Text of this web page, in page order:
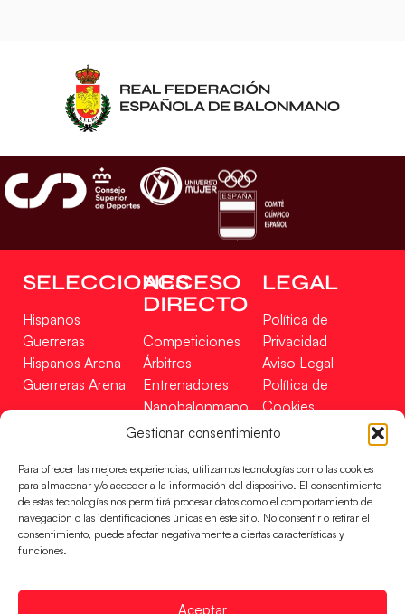
Gestionar consentimiento
Para ofrecer las mejores experiencias, utilizamos tecnologías como las cookies
para almacenar y/o acceder a la información del dispositivo. El consentimiento
de estas tecnologías nos permitirá procesar datos como el comportamiento de
navegación o las identificaciones únicas en este sitio. No consentir o retirar el
consentimiento, puede afectar negativamente a ciertas características y
funciones.
Aceptar
SELECCIONES
Hispanos
Guerreras
Hispanos Arena
Guerreras Arena
ACCESO
DIRECTO
Competiciones
Árbitros
Entrenadores
Nanobalonmano
Tienda
LEGAL
Política de
Privacidad
Aviso Legal
Política de
Cookies
Mapa Web
Incidencias
CONTACTO
EN
FINANCIADO